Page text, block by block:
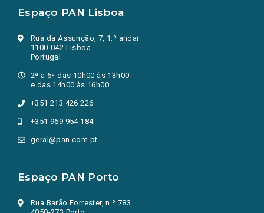
Espaço PAN Lisboa
Rua da Assunção, 7, 1.º andar
1100-042 Lisboa
Portugal
2ª a 6ª das 10h00 às 13h00
e das 14h00 às 16h00
+351 213 426 226
+351 969 954 184
geral@pan.com.pt
Espaço PAN Porto
Rua Barão Forrester, n.º 783